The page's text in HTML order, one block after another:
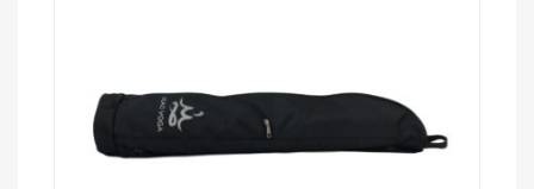
ПРИДБАТИ
Add to Wishlist